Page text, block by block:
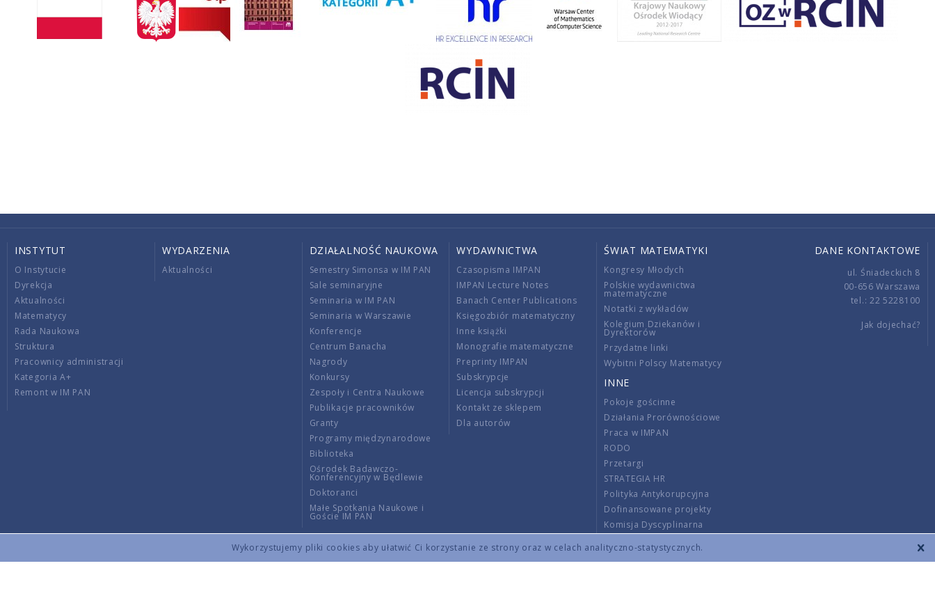
Wykorzystujemy pliki cookies aby ułatwić Ci korzystanie ze strony oraz w celach analityczno-statystycznych.
INSTYTUT
O Instytucie
Dyrekcja
Aktualności
Matematycy
Rada Naukowa
Struktura
Pracownicy administracji
Kategoria A+
Remont w IM PAN
WYDARZENIA
Aktualności
DZIAŁALNOŚĆ NAUKOWA
Semestry Simonsa w IM PAN
Sale seminaryjne
Seminaria w IM PAN
Seminaria w Warszawie
Konferencje
Centrum Banacha
Nagrody
Konkursy
Zespoły i Centra Naukowe
Publikacje pracowników
Granty
Programy międzynarodowe
Biblioteka
Ośrodek Badawczo-
Konferencyjny w Będlewie
Doktoranci
Małe Spotkania Naukowe i
Goście IM PAN
WYDAWNICTWA
Czasopisma IMPAN
IMPAN Lecture Notes
Banach Center Publications
Księgozbiór matematyczny
Inne książki
Monografie matematyczne
Preprinty IMPAN
Subskrypcje
Licencja subskrypcji
Kontakt ze sklepem
Dla autorów
ŚWIAT MATEMATYKI
Kongresy Młodych
Polskie wydawnictwa
matematyczne
Notatki z wykładów
Kolegium Dziekanów i
Dyrektorów
Przydatne linki
Wybitni Polscy Matematycy
INNE
Pokoje gościnne
Działania Prorównościowe
Praca w IMPAN
RODO
Przetargi
STRATEGIA HR
Polityka Antykorupcyjna
Dofinansowane projekty
Komisja Dyscyplinarna
Wnoszenie opłat
DANE KONTAKTOWE
ul. Śniadeckich 8
00-656 Warszawa
tel.: 22 5228100
Jak dojechać?